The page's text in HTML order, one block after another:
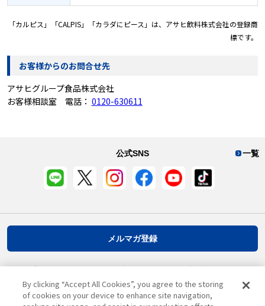
「カルピス」「CALPIS」「カラダにピース」は、アサヒ飲料株式会社の登録商
標です。
お客様からのお問合せ先
アサヒグループ食品株式会社
お客様相談室 電話： 0120-630611
一覧
公式SNS
メルマガ登録
By clicking “Accept All Cookies”, you agree to the storing
of cookies on your device to enhance site navigation,